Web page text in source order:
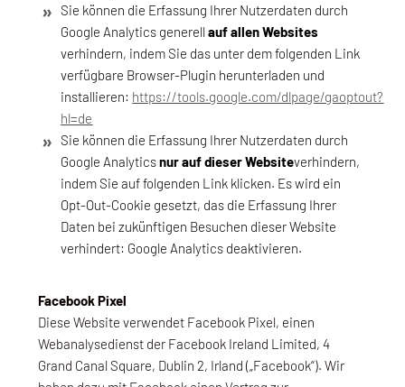
Sie können die Erfassung Ihrer Nutzerdaten durch
Google Analytics generellauf allen Websites
verhindern, indem Sie das unter dem folgenden Link
verfügbare Browser-Plugin herunterladen und
installieren: https://tools.google.com/dlpage/gaoptout?
hl=de
Sie können die Erfassung Ihrer Nutzerdaten durch
Google Analyticsnur auf dieser Websiteverhindern,
indem Sie auf folgenden Link klicken. Es wird ein
Opt-Out-Cookie gesetzt, das die Erfassung Ihrer
Daten bei zukünftigen Besuchen dieser Website
verhindert: Google Analytics deaktivieren.
Facebook Pixel
Diese Website verwendet Facebook Pixel, einen
Webanalysedienst der Facebook Ireland Limited, 4
Grand Canal Square, Dublin 2, Irland („Facebook“). Wir